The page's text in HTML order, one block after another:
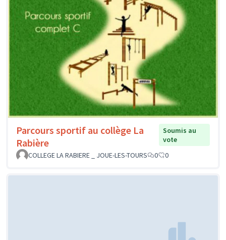
Parcours sportif au collège La
Rabière
Soumis au
vote
COLLEGE LA RABIERE _ JOUE-LES-TOURS
0 0